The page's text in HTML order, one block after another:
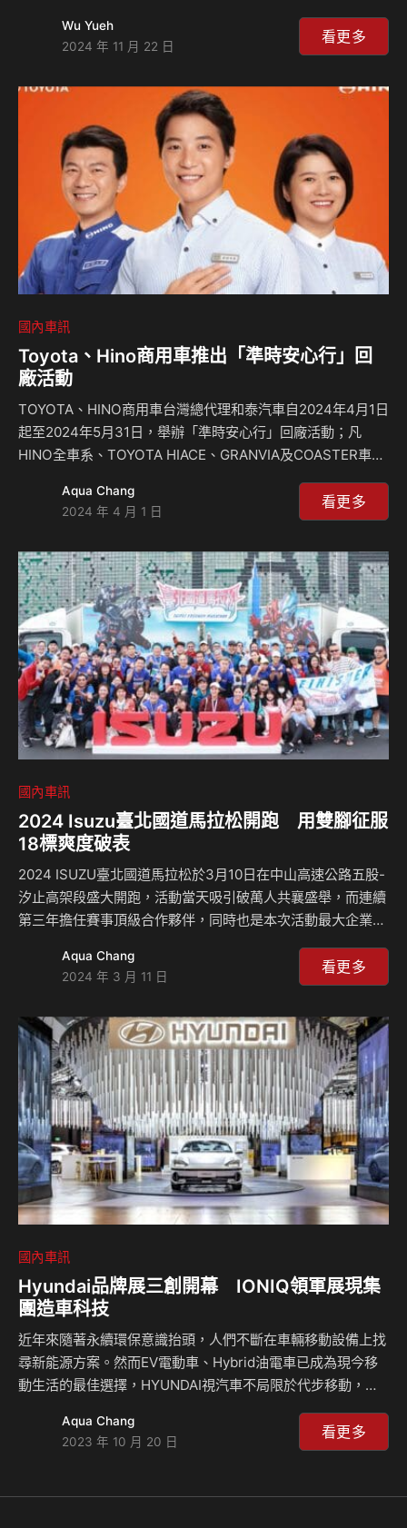
6.1萬元，這個選項延續了特斯拉對於軟體升級提升性能的創新
方式。 這次推出的加速升級功能將Model 3長續航版的 百公
的直線加速能力，這項性能提升完全依賴於軟體更新，而非硬
體改裝，車輛需搭載2024.20或更新版本的軟體才能支援這一
升級。與Model 3性能版相比，加速升級提供了更經濟的選
擇，升級遮後長續航版…
Wu Yueh
2024 年 11 月 22 日
看更多
國內車訊
Toyota、Hino商用車推出「準時安心行」回
廠活動
TOYOTA、HINO商用車台灣總代理和泰汽車自2024年4月1日
起至2024年5月31日，舉辦「準時安心行」回廠活動；凡
HINO全車系、TOYOTA HIACE、GRANVIA及COASTER車輛
保養可以讓愛車得到最適當的照護並保持最佳車況，也可以讓
頭家們平安出行一切順利。 活動期間回廠車輛只要實施
立即開工之優先服務，節省各位頭家寶貴的時間；並可獲得本
公司精心準備的限量「HINO旅行靠枕」，柔軟舒適的材質設
計，可消除開車疲勞。 本次並推出讓頭家有感的輪軸保養85
折套餐，並加贈保…
Aqua Chang
2024 年 4 月 1 日
看更多
國內車訊
2024 Isuzu臺北國道馬拉松開跑 用雙腳征服
18標爽度破表
2024 ISUZU臺北國道馬拉松於3月10日在中山高速公路五股-
汐止高架段盛大開跑，活動當天吸引破萬人共襄盛舉，而連續
第三年擔任賽事頂級合作夥伴，同時也是本次活動最大企業團
友共同響應，展開一場有別於平日行駛於國道上的難得體驗。
本場活動是全台唯一封國道的馬拉松，賽事共區分為競速菁英
等組別，台北合眾汽車總經理黃脩程則全程參與賽事，除了擔
任企業開跑鳴槍代表外，同時親自力行引領眾勇士們熱情開
跑。而本次活動特別召喚知名特攝影集 – 超人力霸王布雷薩來
到活動會場，守護所有參賽選手的安全，…
Aqua Chang
2024 年 3 月 11 日
看更多
國內車訊
Hyundai品牌展三創開幕 IONIQ領軍展現集
團造車科技
近年來隨著永續環保意識抬頭，人們不斷在車輛移動設備上找
尋新能源方案。然而EV電動車、Hybrid油電車已成為現今移
動生活的最佳選擇，HYUNDAI視汽車不局限於代步移動，透
驗；車輛設計融入品牌設計語彙Sensuous Sportiness，視
覺強烈而驚艷，駕乘體驗跳脫傳統賦予新思維，讓移動生活盡
現，邀請您10月20日~12月4日至台北三創生活園區一起
Aqua Chang
2023 年 10 月 20 日
看更多